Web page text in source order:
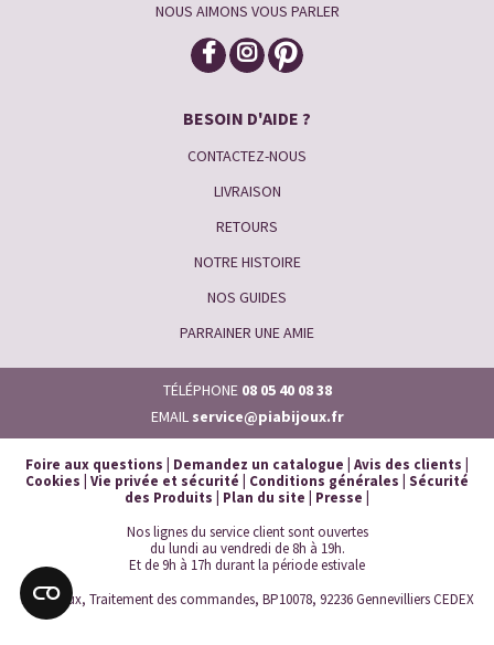
NOUS AIMONS VOUS PARLER
BESOIN D'AIDE ?
CONTACTEZ-NOUS
LIVRAISON
RETOURS
NOTRE HISTOIRE
NOS GUIDES
PARRAINER UNE AMIE
TÉLÉPHONE 08 05 40 08 38
EMAIL service@piabijoux.fr
Foire aux questions Demandez un catalogue Avis des clients
Cookies Vie privée et sécurité Conditions générales Sécurité
des Produits
Plan du site Presse
Nos lignes du service client sont ouvertes
du lundi au vendredi de 8h à 19h.
Et de 9h à 17h durant la période estivale
Pia Bijoux, Traitement des commandes, BP10078, 92236 Gennevilliers CEDEX